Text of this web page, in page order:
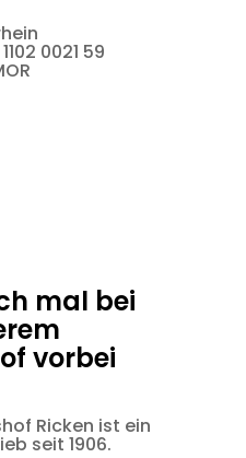
0021 59
mal bei
vorbei
Ricken ist ein
seit 1906.